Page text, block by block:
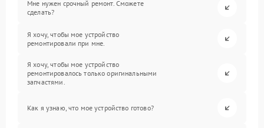
Мне нужен срочный ремонт. Сможете
сделать?
Я хочу, чтобы мое устройство
ремонтировали при мне.
Я хочу, чтобы мое устройство
ремонтировалось только оригинальными
запчастями.
Как я узнаю, что мое устройство готово?